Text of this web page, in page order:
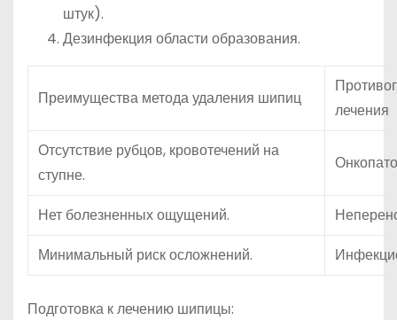
штук).
Дезинфекция области образования.
Преимущества метода удаления шипиц
лечения
Отсутствие рубцов, кровотечений на
ступне.
Нет болезненных ощущений.
Минимальный риск осложнений.
Подготовка к лечению шипицы: